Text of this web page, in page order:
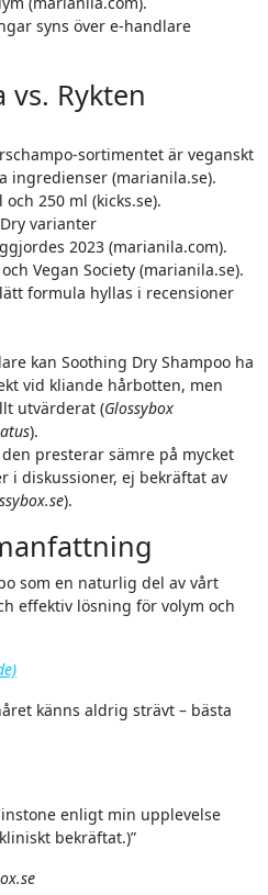
syns över e-handlare
vs. Rykten
sortimentet är veganskt
ingredienser (marianila.se).
250 ml (kicks.se).
varianter
2023 (marianila.com).
Vegan Society (marianila.se).
formula hyllas i recensioner
kan Soothing Dry Shampoo ha
vid kliande hårbotten, men
utvärderat (Glossybox
).
presterar sämre på mycket
i diskussioner, ej bekräftat av
).
effektiv lösning för volym och
bekräftat.)”